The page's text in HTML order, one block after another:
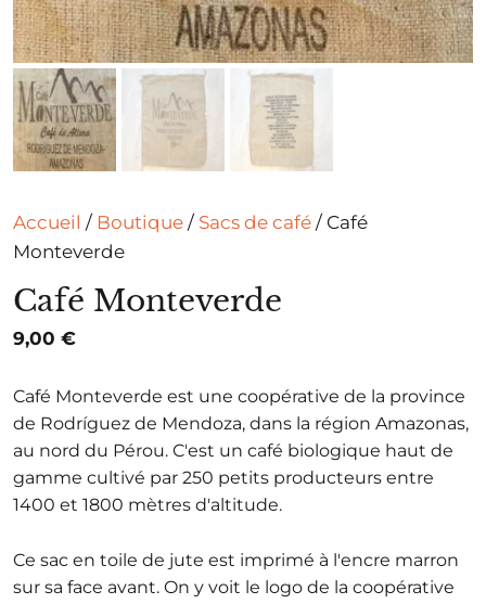
Accueil / Boutique / Sacs de café / Café
Monteverde
Café Monteverde
9,00 €
Café Monteverde est une coopérative de la province
de Rodríguez de Mendoza, dans la région Amazonas,
au nord du Pérou. C'est un café biologique haut de
gamme cultivé par 250 petits producteurs entre
1400 et 1800 mètres d'altitude.
Ce sac en toile de jute est imprimé à l'encre marron
sur sa face avant. On y voit le logo de la coopérative